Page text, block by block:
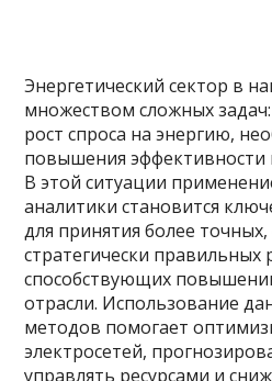
Энергетический сектор в
множеством сложных
рост спроса на энергию,
повышения эффективности
В этой ситуации
аналитики становится
для принятия более
стратегически правильных
способствующих
отрасли. Использование
методов помогает
электросетей,
управлять ресурсами и